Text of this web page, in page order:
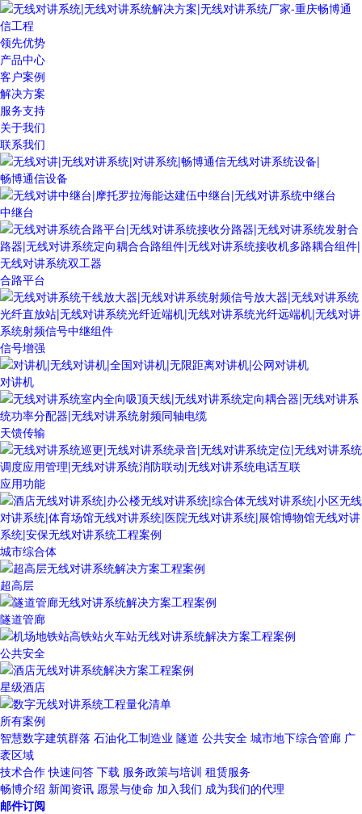
领先优势
产品中心
客户案例
解决方案
服务支持
关于我们
联系我们
畅博通信设备
中继台
合路平台
信号增强
对讲机
天馈传输
应用功能
城市综合体
超高层
隧道管廊
公共安全
星级酒店
所有案例
智慧数字建筑群落 石油化工制造业 隧道 公共安全 城市地下综合管廊 广
袤区域
技术合作 快速问答 下载 服务政策与培训 租赁服务
畅博介绍 新闻资讯 愿景与使命 加入我们 成为我们的代理
邮件订阅